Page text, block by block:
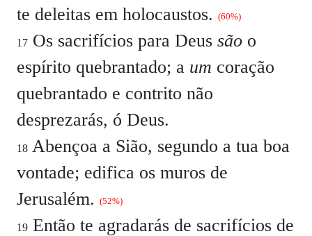
te deleitas em holocaustos. (60%)
17 Os sacrifícios para Deus são o
espírito quebrantado; a um coração
quebrantado e contrito não
desprezarás, ó Deus.
18 Abençoa a Sião, segundo a tua boa
vontade; edifica os muros de
Jerusalém. (52%)
19 Então te agradarás de sacrifícios de